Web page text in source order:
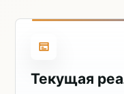
Текущая